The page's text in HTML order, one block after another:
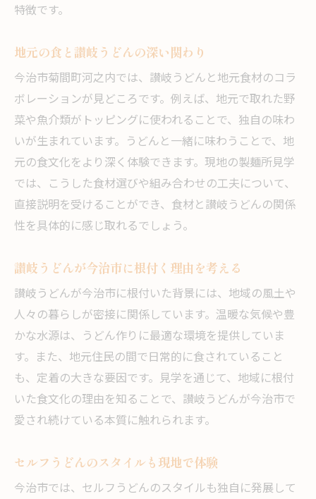
特徴です。
地元の食と讃岐うどんの深い関わり
今治市菊間町河之内では、讃岐うどんと地元食材のコラ
ボレーションが見どころです。例えば、地元で取れた野
菜や魚介類がトッピングに使われることで、独自の味わ
いが生まれています。うどんと一緒に味わうことで、地
元の食文化をより深く体験できます。現地の製麺所見学
では、こうした食材選びや組み合わせの工夫について、
直接説明を受けることができ、食材と讃岐うどんの関係
性を具体的に感じ取れるでしょう。
讃岐うどんが今治市に根付く理由を考える
讃岐うどんが今治市に根付いた背景には、地域の風土や
人々の暮らしが密接に関係しています。温暖な気候や豊
かな水源は、うどん作りに最適な環境を提供していま
す。また、地元住民の間で日常的に食されていること
も、定着の大きな要因です。見学を通じて、地域に根付
いた食文化の理由を知ることで、讃岐うどんが今治市で
愛され続けている本質に触れられます。
セルフうどんのスタイルも現地で体験
今治市では、セルフうどんのスタイルも独自に発展して